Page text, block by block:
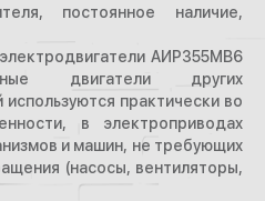
постоянное наличие,
АИР355МВ6
двигатели других
практически во
в электроприводах
и машин, не требующих
(насосы, вентиляторы,